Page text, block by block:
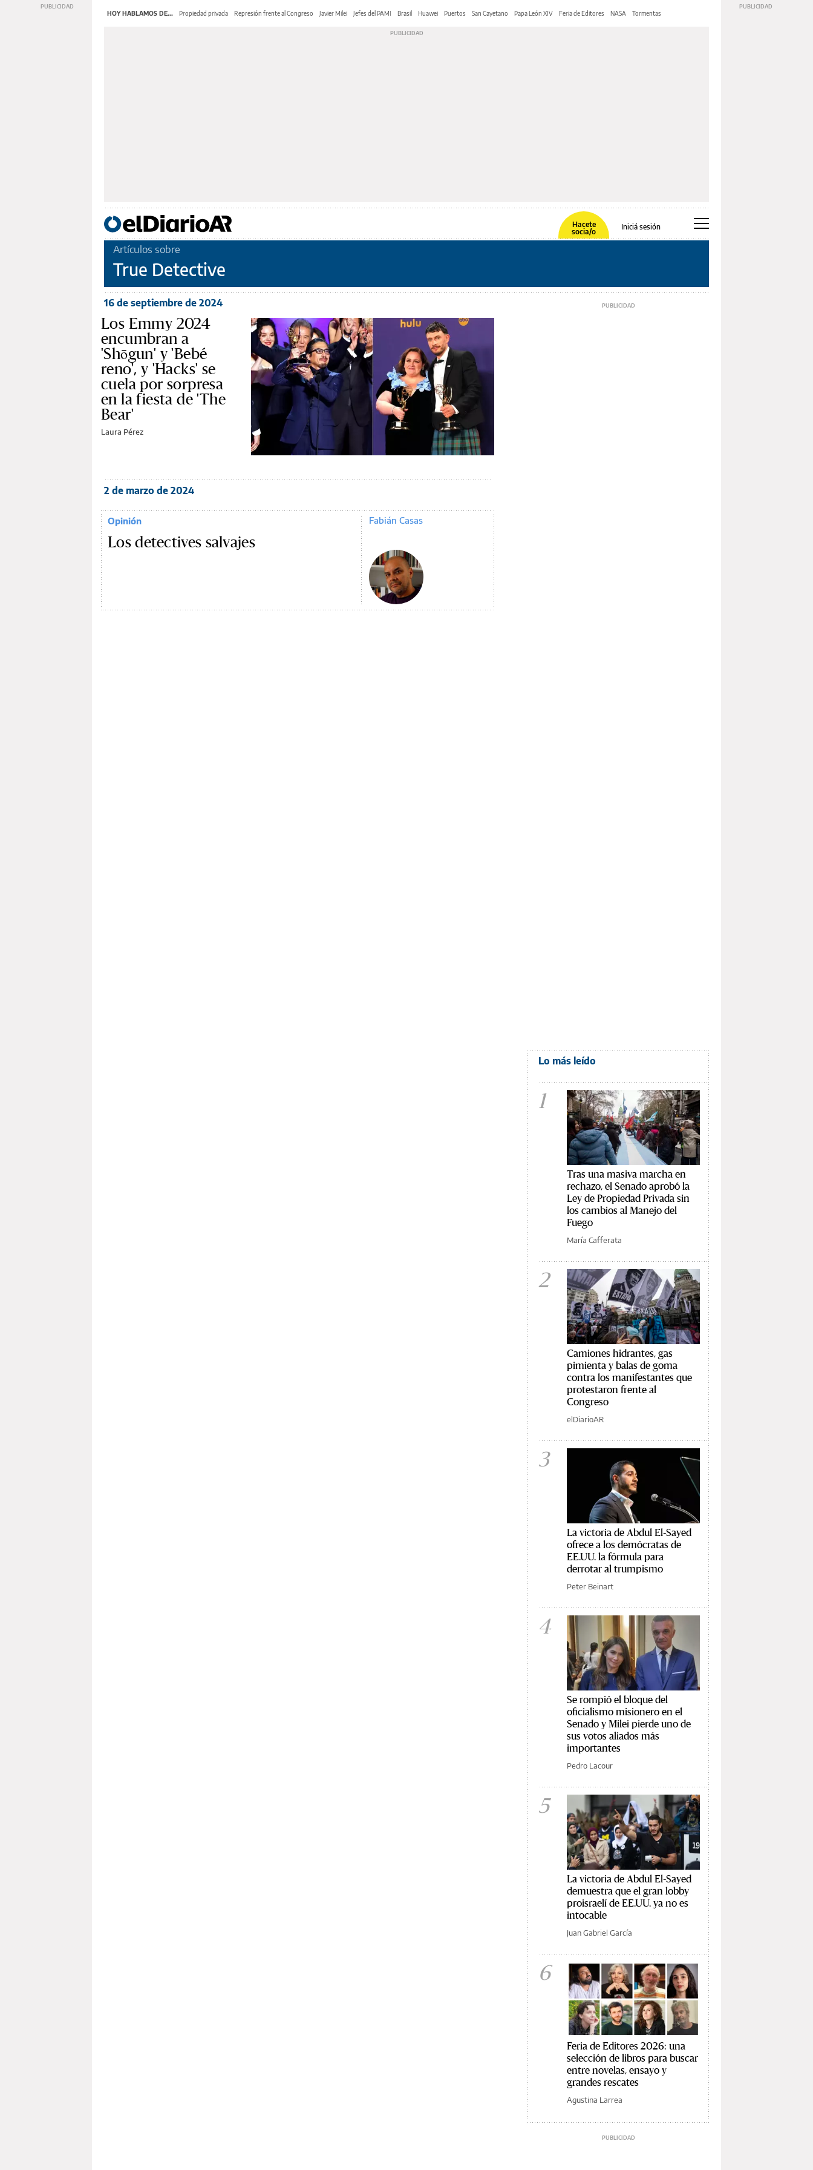
HOY HABLAMOS DE... Propiedad privada Represión frente al Congreso Javier Milei Jefes del PAMI Brasil Huawei Puertos San Cayetano Papa León XIV Feria de Editores NASA Tormentas
Hacete
socia/o
Iniciá sesión
Artículos sobre
True Detective
16 de septiembre de 2024
Los Emmy 2024
encumbran a
'Shōgun' y 'Bebé
reno', y 'Hacks' se
cuela por sorpresa
en la fiesta de 'The
Bear'
Laura Pérez
2 de marzo de 2024
Opinión
Los detectives salvajes
Fabián Casas
Lo más leído
1
Tras una masiva marcha en
rechazo, el Senado aprobó la
Ley de Propiedad Privada sin
los cambios al Manejo del
Fuego
María Cafferata
2
Camiones hidrantes, gas
pimienta y balas de goma
contra los manifestantes que
protestaron frente al
Congreso
elDiarioAR
3
La victoria de Abdul El-Sayed
ofrece a los demócratas de
EE.UU. la fórmula para
derrotar al trumpismo
Peter Beinart
4
Se rompió el bloque del
oficialismo misionero en el
Senado y Milei pierde uno de
sus votos aliados más
importantes
Pedro Lacour
5
La victoria de Abdul El-Sayed
demuestra que el gran lobby
proisraelí de EE.UU. ya no es
intocable
Juan Gabriel García
6
Feria de Editores 2026: una
selección de libros para buscar
entre novelas, ensayo y
grandes rescates
Agustina Larrea